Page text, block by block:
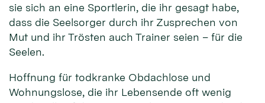
sie sich an eine Sportlerin, die ihr gesagt habe,
dass die Seelsorger durch ihr Zusprechen von
Mut und ihr Trösten auch Trainer seien – für die
Seelen.
Hoffnung für todkranke Obdachlose und
Wohnungslose, die ihr Lebensende oft wenig